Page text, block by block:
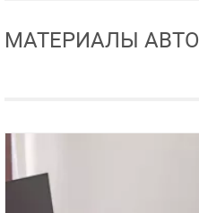
МАТЕРИАЛЫ